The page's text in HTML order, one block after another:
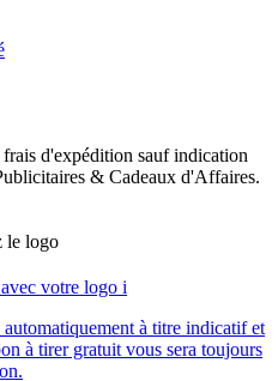
d'expédition sauf indication
& Cadeaux d'Affaires.
le logo
votre logo i
à titre indicatif et
à tirer gratuit vous sera toujours